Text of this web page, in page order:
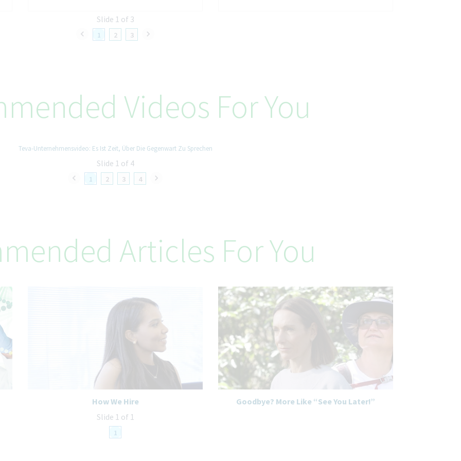
1 2 3
Slide 1 of 3
Videos For You
1 2 3 4
Teva-Unternehmensvideo: Es Ist Zeit, Über Die Gegenwart Zu Sprechen
Slide 1 of 4
Articles For You
1
How We Hire
Goodbye? More Like “See You Later!”
Slide 1 of 1